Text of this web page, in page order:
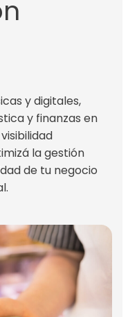
y digitales,
y finanzas en
la gestión
de tu negocio